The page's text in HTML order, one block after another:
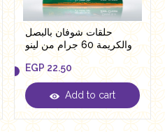
حلقات شوفان بالبصل
والكريمة 60 جرام من لينو
EGP 22.50
EGP 22.50
Add to cart